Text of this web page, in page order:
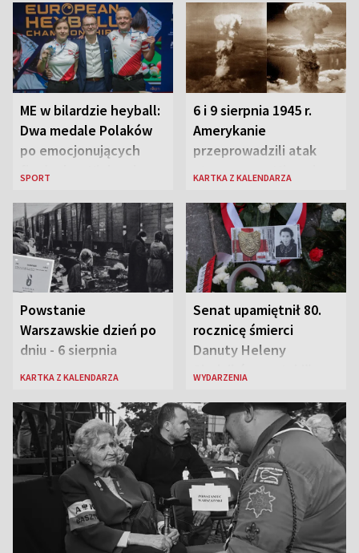
ME w bilardzie heyball:
Dwa medale Polaków
po emocjonujących
finałach w Kielcach
SPORT
6 i 9 sierpnia 1945 r.
Amerykanie
przeprowadzili atak
atomowy na Hiroszimę
KARTKA Z KALENDARZA
Powstanie
Warszawskie dzień po
dniu - 6 sierpnia
KARTKA Z KALENDARZA
Senat upamiętnił 80.
rocznicę śmierci
Danuty Heleny
Siedzikówny „Inki”
WYDARZENIA